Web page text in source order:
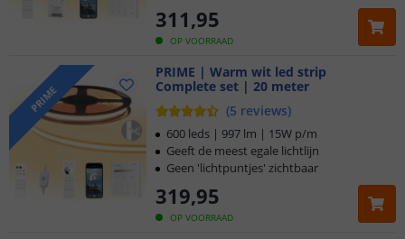
OP VOORRAAD
311,95
PRIME
PRIME | Warm wit led strip
Complete set | 20 meter
(5 reviews)
OP VOORRAAD
319,95
600 leds | 997 lm | 15W p/m
Geeft de meest egale lichtlijn
Geen 'lichtpuntjes' zichtbaar